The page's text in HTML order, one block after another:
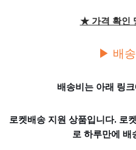
★ 가격 확인
▶ 배
배송비는 아래 링
로켓배송 지원 상품입니다. 로
로 하루만에 배